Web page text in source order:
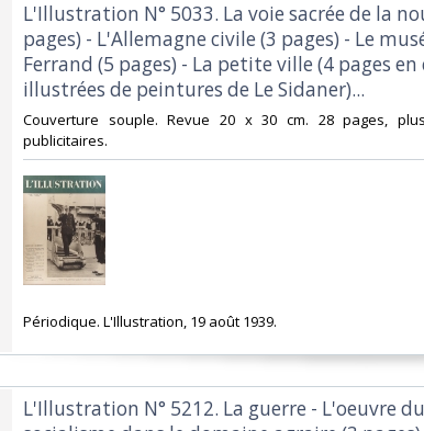
‎L'Illustration N° 5033. La voie sacrée de la
pages) - L'Allemagne civile (3 pages) - Le
Ferrand (5 pages) - La petite ville (4 pages en
illustrées de peintures de Le Sidaner)...‎
‎Couverture souple. Revue 20 x 30 cm. 28 pages,
publicitaires.‎
‎Périodique. L'Illustration, 19 août 1939.‎
‎L'Illustration N° 5212. La guerre - L'oeuvre